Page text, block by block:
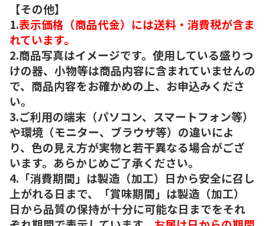
【その他】
1.表示価格（商品代金）には送料・消費税が含ま
れています。
2.商品写真はイメージです。使用している盛りつ
けの器、小物等は商品内容に含まれていませんの
で、商品内容をお確かめの上、お申込みくださ
い。
3.ご利用の端末（パソコン、スマートフォン等）
や環境（モニター、ブラウザ等）の違いによ
り、色の見え方が実物と若干異なる場合がござ
います。あらかじめご了承ください。
4.「消費期間」は製造（加工）日から安全に召し
上がれる日まで、「賞味期間」は製造（加工）
日から品質の保持が十分に可能な日までをそれ